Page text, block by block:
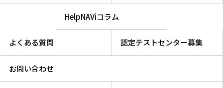
HelpNAViコラム
よくある質問 認定テストセンター募集
お問い合わせ